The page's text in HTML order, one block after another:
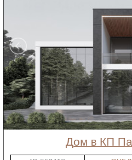
дом в КП